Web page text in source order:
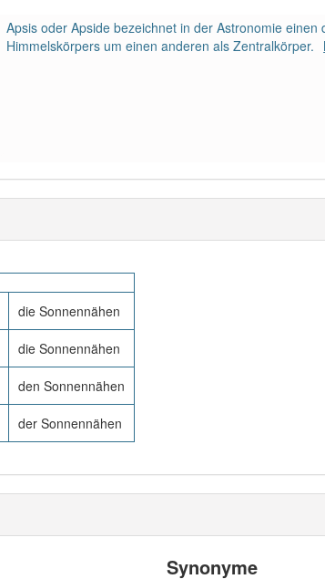
Apsis oder Apside bezeichnet in der Astronomie
Himmelskörpers um einen anderen als Zentralkörper.
die Sonnennähen
die Sonnennähen
den Sonnennähen
der Sonnennähen
Synonyme